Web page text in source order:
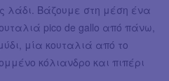
λάδι. Βάζουμε στη μέση ένα
pico de gallo από πάνω,
μία κουταλιά από το
κόλιανδρο και πιπέρι